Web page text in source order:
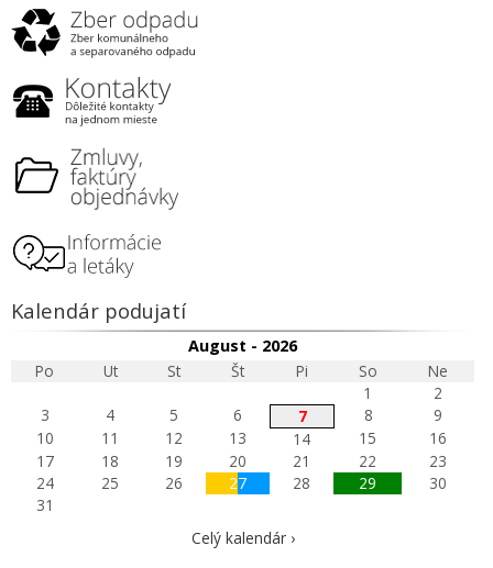
Kalendár podujatí
August - 2026
Po
Ut St Št Pi So
Ne
1
2
3
4 5 6 7 8
9
10
11 12 13 14 15
16
17
18 19 20 21 22
23
24
25 26 27 28 29
30
31
Celý kalendár ›